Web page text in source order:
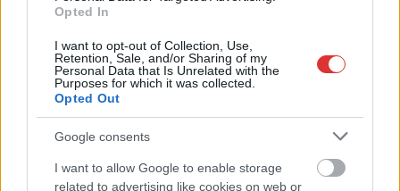
Opted In
I want to opt-out of Collection, Use,
Retention, Sale, and/or Sharing of my
Personal Data that Is Unrelated with the
Purposes for which it was collected.
Opted Out
Google consents
I want to allow Google to enable storage
related to advertising like cookies on web or